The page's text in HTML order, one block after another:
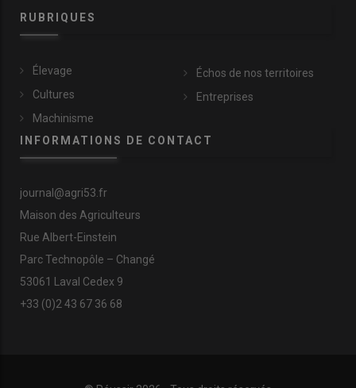
RUBRIQUES
Élevage
Cultures
Machinisme
Échos de nos territoires
Entreprises
INFORMATIONS DE CONTACT
journal@agri53.fr
Maison des Agriculteurs
Rue Albert-Einstein
Parc Technopôle – Changé
53061 Laval Cedex 9
+33 (0)2 43 67 36 68